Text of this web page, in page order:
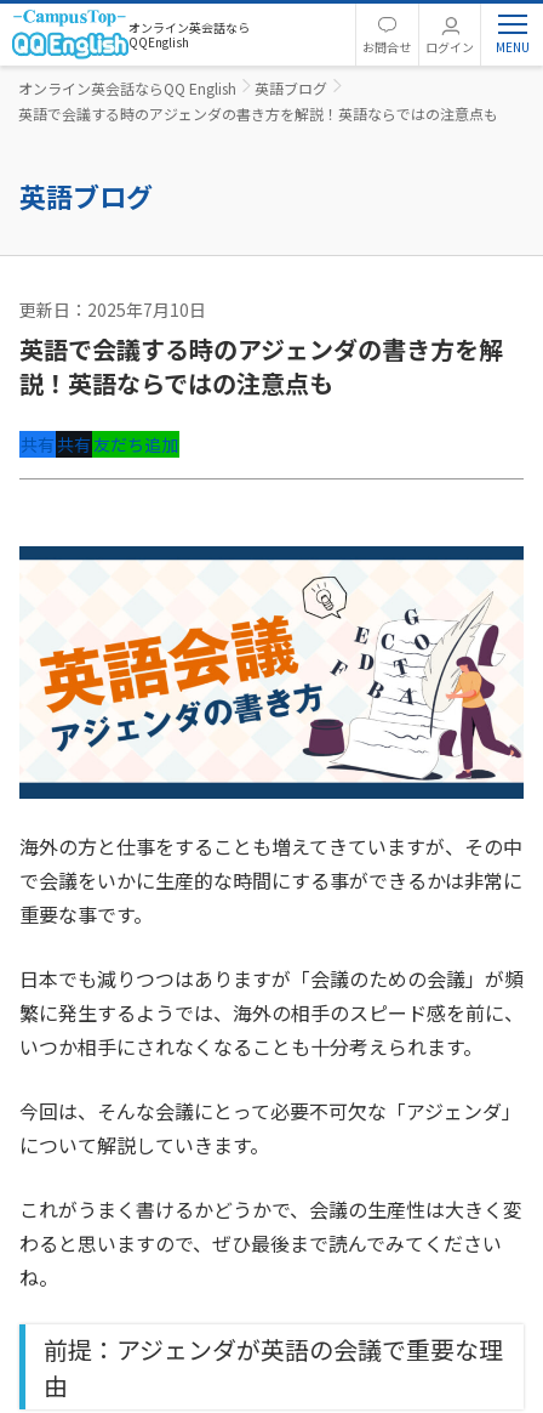
オンライン英会話なら
QQEnglish
お問合せ ログイン
オンライン英会話ならQQ English
英語ブログ
英語で会議する時のアジェンダの書き方を解説！英語ならではの注意点も
英語ブログ
更新日：2025年7月10日
英語で会議する時のアジェンダの書き方を解
説！英語ならではの注意点も
共有共有友だち追加
海外の方と仕事をすることも増えてきていますが、その中
で会議をいかに生産的な時間にする事ができるかは非常に
重要な事です。
日本でも減りつつはありますが「会議のための会議」が頻
繁に発生するようでは、海外の相手のスピード感を前に、
いつか相手にされなくなることも十分考えられます。
今回は、そんな会議にとって必要不可欠な「アジェンダ」
について解説していきます。
これがうまく書けるかどうかで、会議の生産性は大きく変
わると思いますので、ぜひ最後まで読んでみてください
ね。
前提：アジェンダが英語の会議で重要な理
由